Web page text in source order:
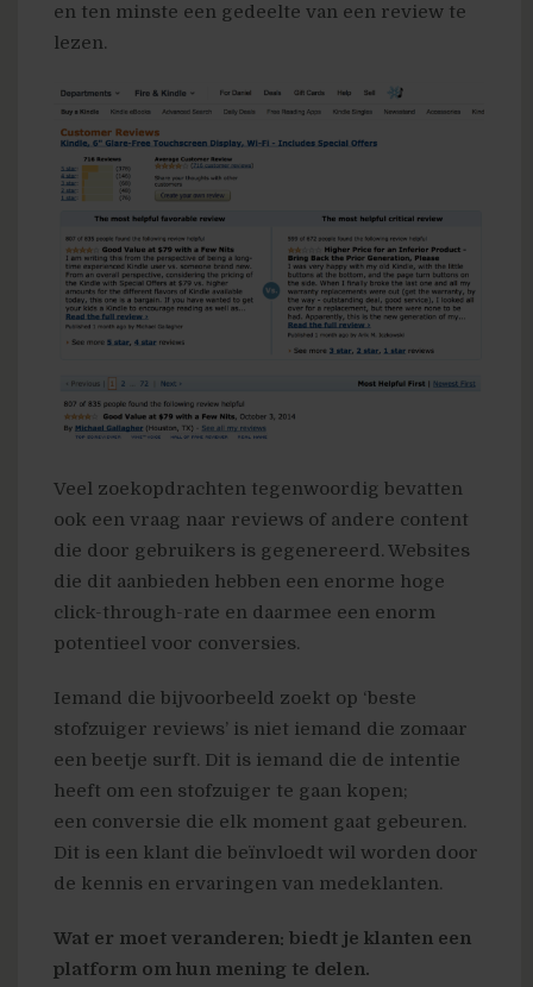
en ten minste een gedeelte van een review te
lezen.
Veel zoekopdrachten tegenwoordig bevatten
ook een vraag naar reviews of andere content
die door gebruikers is gegenereerd. Websites
die dit aanbieden hebben een enorme hoge
click-through-rate en daarmee een enorm
potentieel voor conversies.
Iemand die bijvoorbeeld zoekt op ‘beste
stofzuiger reviews’ is niet iemand die zomaar
een beetje surft. Dit is iemand die de intentie
heeft om een stofzuiger te gaan kopen;
een conversie die elk moment gaat gebeuren.
Dit is een klant die beïnvloedt wil worden door
de kennis en ervaringen van medeklanten.
Wat er moet veranderen: biedt je klanten een
platform om hun mening te delen.